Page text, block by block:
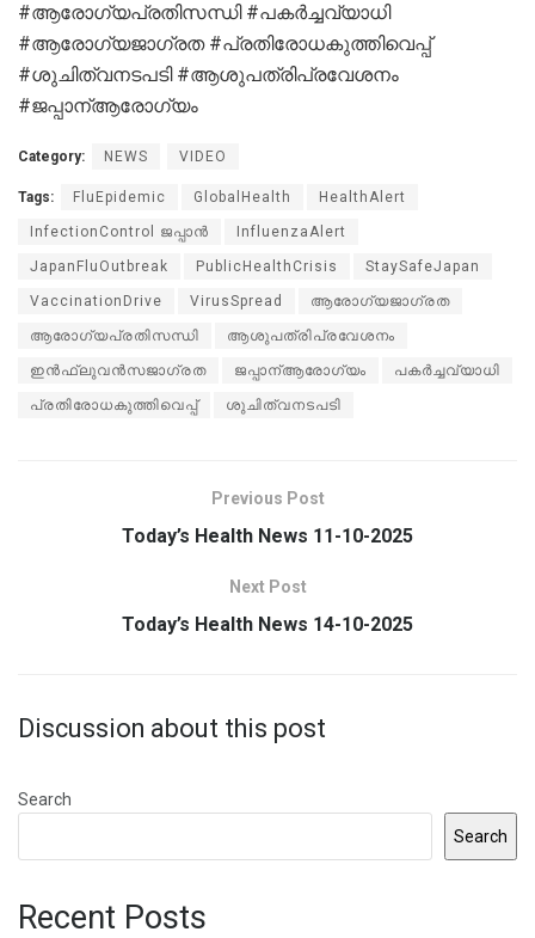
#ആരോഗ്യപ്രതിസന്ധി #പകർച്ചവ്യാധി
#ആരോഗ്യജാഗ്രത #പ്രതിരോധകുത്തിവെപ്പ്
#ശുചിത്വനടപടി #ആശുപത്രിപ്രവേശനം
#ജപ്പാന്ആരോഗ്യം
Category: NEWS VIDEO
Tags: FluEpidemic GlobalHealth HealthAlert
InfectionControl ജപ്പാൻ InfluenzaAlert
JapanFluOutbreak PublicHealthCrisis StaySafeJapan
VaccinationDrive VirusSpread ആരോഗ്യജാഗ്രത
ആരോഗ്യപ്രതിസന്ധി ആശുപത്രിപ്രവേശനം
ഇൻഫ്ലുവൻസജാഗ്രത ജപ്പാന്ആരോഗ്യം പകർച്ചവ്യാധി
പ്രതിരോധകുത്തിവെപ്പ് ശുചിത്വനടപടി
Previous Post
Today’s Health News 11-10-2025
Next Post
Today’s Health News 14-10-2025
Discussion about this post
Search
Search
Recent Posts